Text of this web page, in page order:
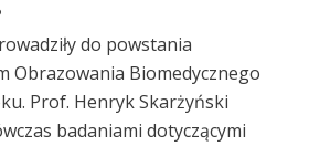
do powstania
Obrazowania Biomedycznego
Prof. Henryk Skarżyński
badaniami dotyczącymi